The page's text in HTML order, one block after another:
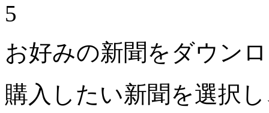
5
お好みの新聞をダウン
購入したい新聞を選択